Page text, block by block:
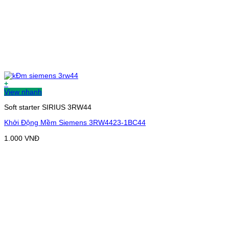
+
View nhanh
Soft starter SIRIUS 3RW44
Khởi Động Mềm Siemens 3RW4423-1BC44
1.000 VNĐ